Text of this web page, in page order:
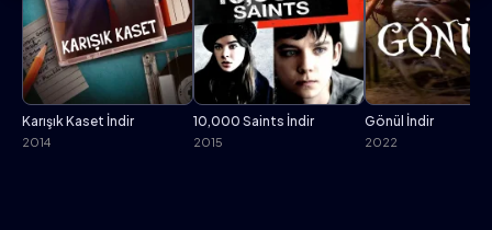
Karışık Kaset İndir
2014
10,000 Saints İndir
2015
Gönül İndir
2022